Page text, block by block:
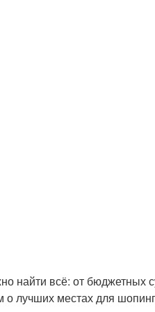
найти всё: от бюджетных
лучших местах для